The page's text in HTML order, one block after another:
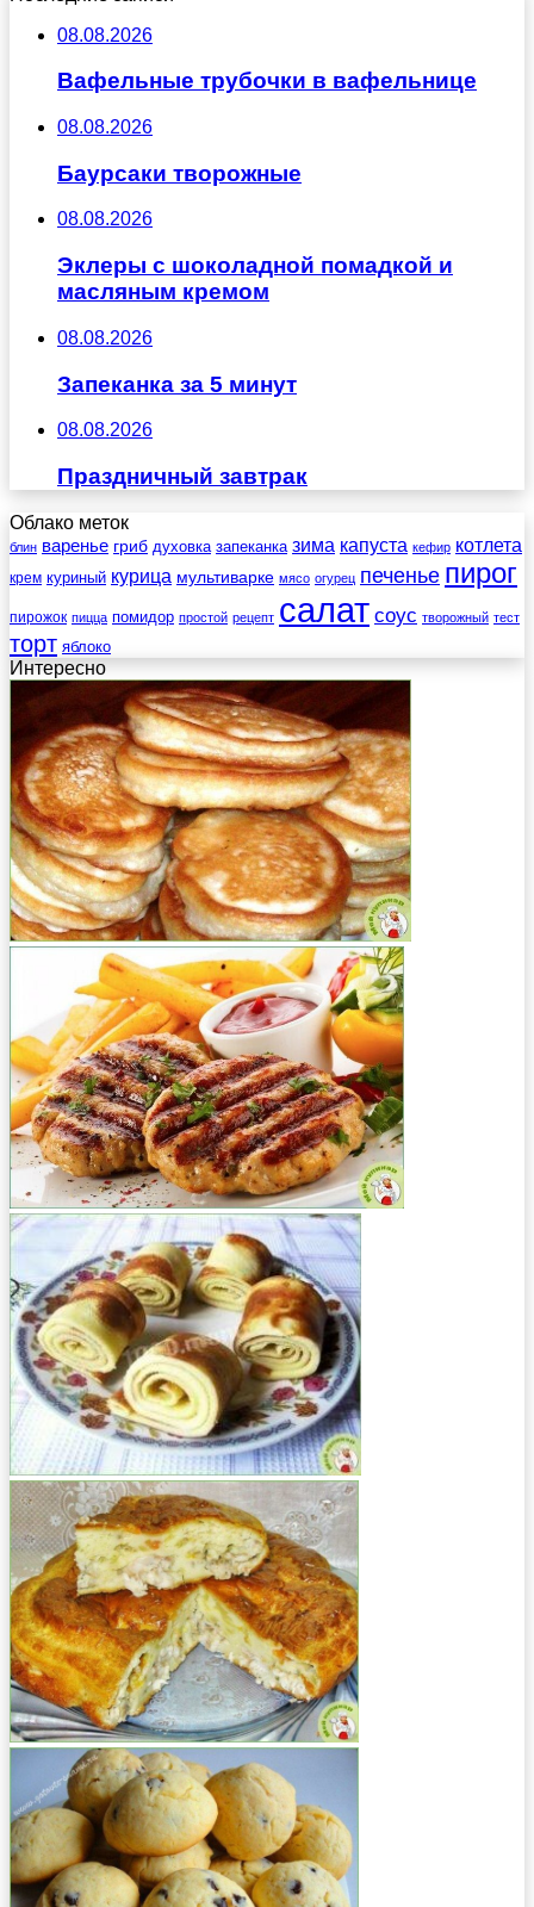
08.08.2026
Вафельные трубочки в вафельнице
08.08.2026
Баурсаки творожные
08.08.2026
Эклеры с шоколадной помадкой и
масляным кремом
08.08.2026
Запеканка за 5 минут
08.08.2026
Праздничный завтрак
Облако меток
блин варенье гриб духовка запеканка зима капуста кефир котлета
крем куриный курица мультиварке мясо огурец печенье пирог
пирожок пицца помидор простой рецепт салат соус творожный тест
торт яблоко
Интересно